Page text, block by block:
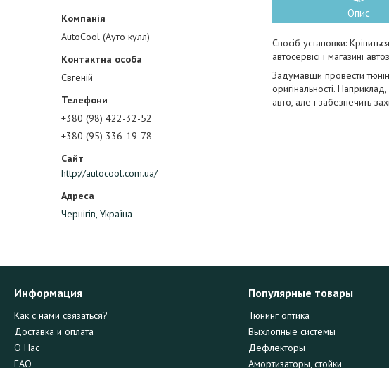
AutoCool (Ауто кулл)
Євгеній
+380 (98) 422-32-52
+380 (95) 336-19-78
http://autocool.com.ua/
Чернігів, Україна
Опис
Спосіб установки:
автосервісі і магазині
Задумавши провести
оригінальності. Наприклад,
авто, але і забезпечить
Информация
Как с нами связаться?
Доставка и оплата
О Нас
FAQ
Популярные товары
Тюнинг оптика
Выхлопные системы
Дефлекторы
Амортизаторы, стойки